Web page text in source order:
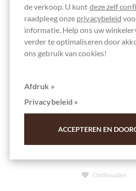
Probierset mit 3
Schokoladen zum
Krak
Mit Erläuterungen von Mark
Momenteel
Onthouden
de verkoop. U kunt deze zelf
raadpleeg onze privacybeleid
informatie. Help ons uw
verder te optimaliseren door
ons gebruik van cookies!
Afdruk »
Privacybeleid »
ACCEPTEREN EN